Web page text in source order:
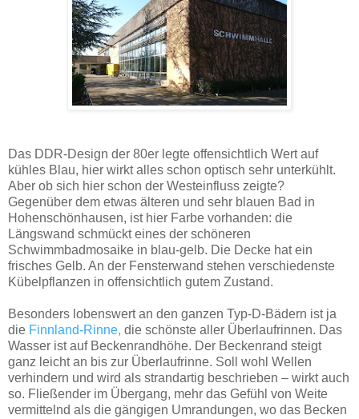
Das DDR-Design der 80er legte offensichtlich Wert auf
kühles Blau, hier wirkt alles schon optisch sehr unterkühlt.
Aber ob sich hier schon der Westeinfluss zeigte?
Gegenüber dem etwas älteren und sehr blauen Bad in
Hohenschönhausen, ist hier Farbe vorhanden: die
Längswand schmückt eines der schöneren
Schwimmbadmosaike in blau-gelb. Die Decke hat ein
frisches Gelb. An der Fensterwand stehen verschiedenste
Kübelpflanzen in offensichtlich gutem Zustand.
Besonders lobenswert an den ganzen Typ-D-Bädern ist ja
die Finnland-Rinne, die schönste aller Überlaufrinnen. Das
Wasser ist auf Beckenrandhöhe. Der Beckenrand steigt
ganz leicht an bis zur Überlaufrinne. Soll wohl Wellen
verhindern und wird als strandartig beschrieben – wirkt auch
so. Fließender im Übergang, mehr das Gefühl von Weite
vermittelnd als die gängigen Umrandungen, wo das Becken